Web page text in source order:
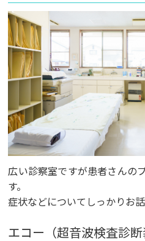
広い診察室ですが患者さんの
す。
症状などについてしっかりお
エコー（超音波検査診断